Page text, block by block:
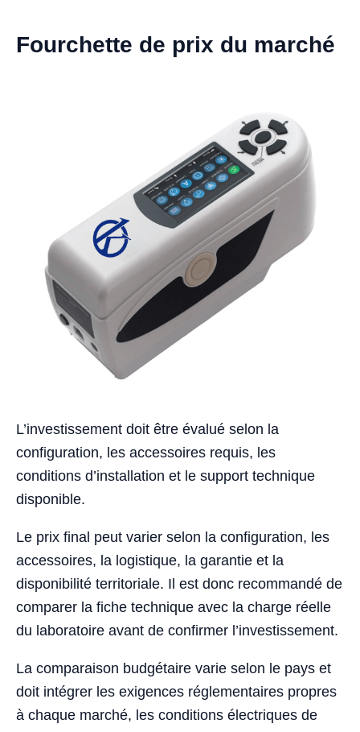
Fourchette de prix du marché
L’investissement doit être évalué selon la
configuration, les accessoires requis, les
conditions d’installation et le support technique
disponible.
Le prix final peut varier selon la configuration, les
accessoires, la logistique, la garantie et la
disponibilité territoriale. Il est donc recommandé de
comparer la fiche technique avec la charge réelle
du laboratoire avant de confirmer l’investissement.
La comparaison budgétaire varie selon le pays et
doit intégrer les exigences réglementaires propres
à chaque marché, les conditions électriques de